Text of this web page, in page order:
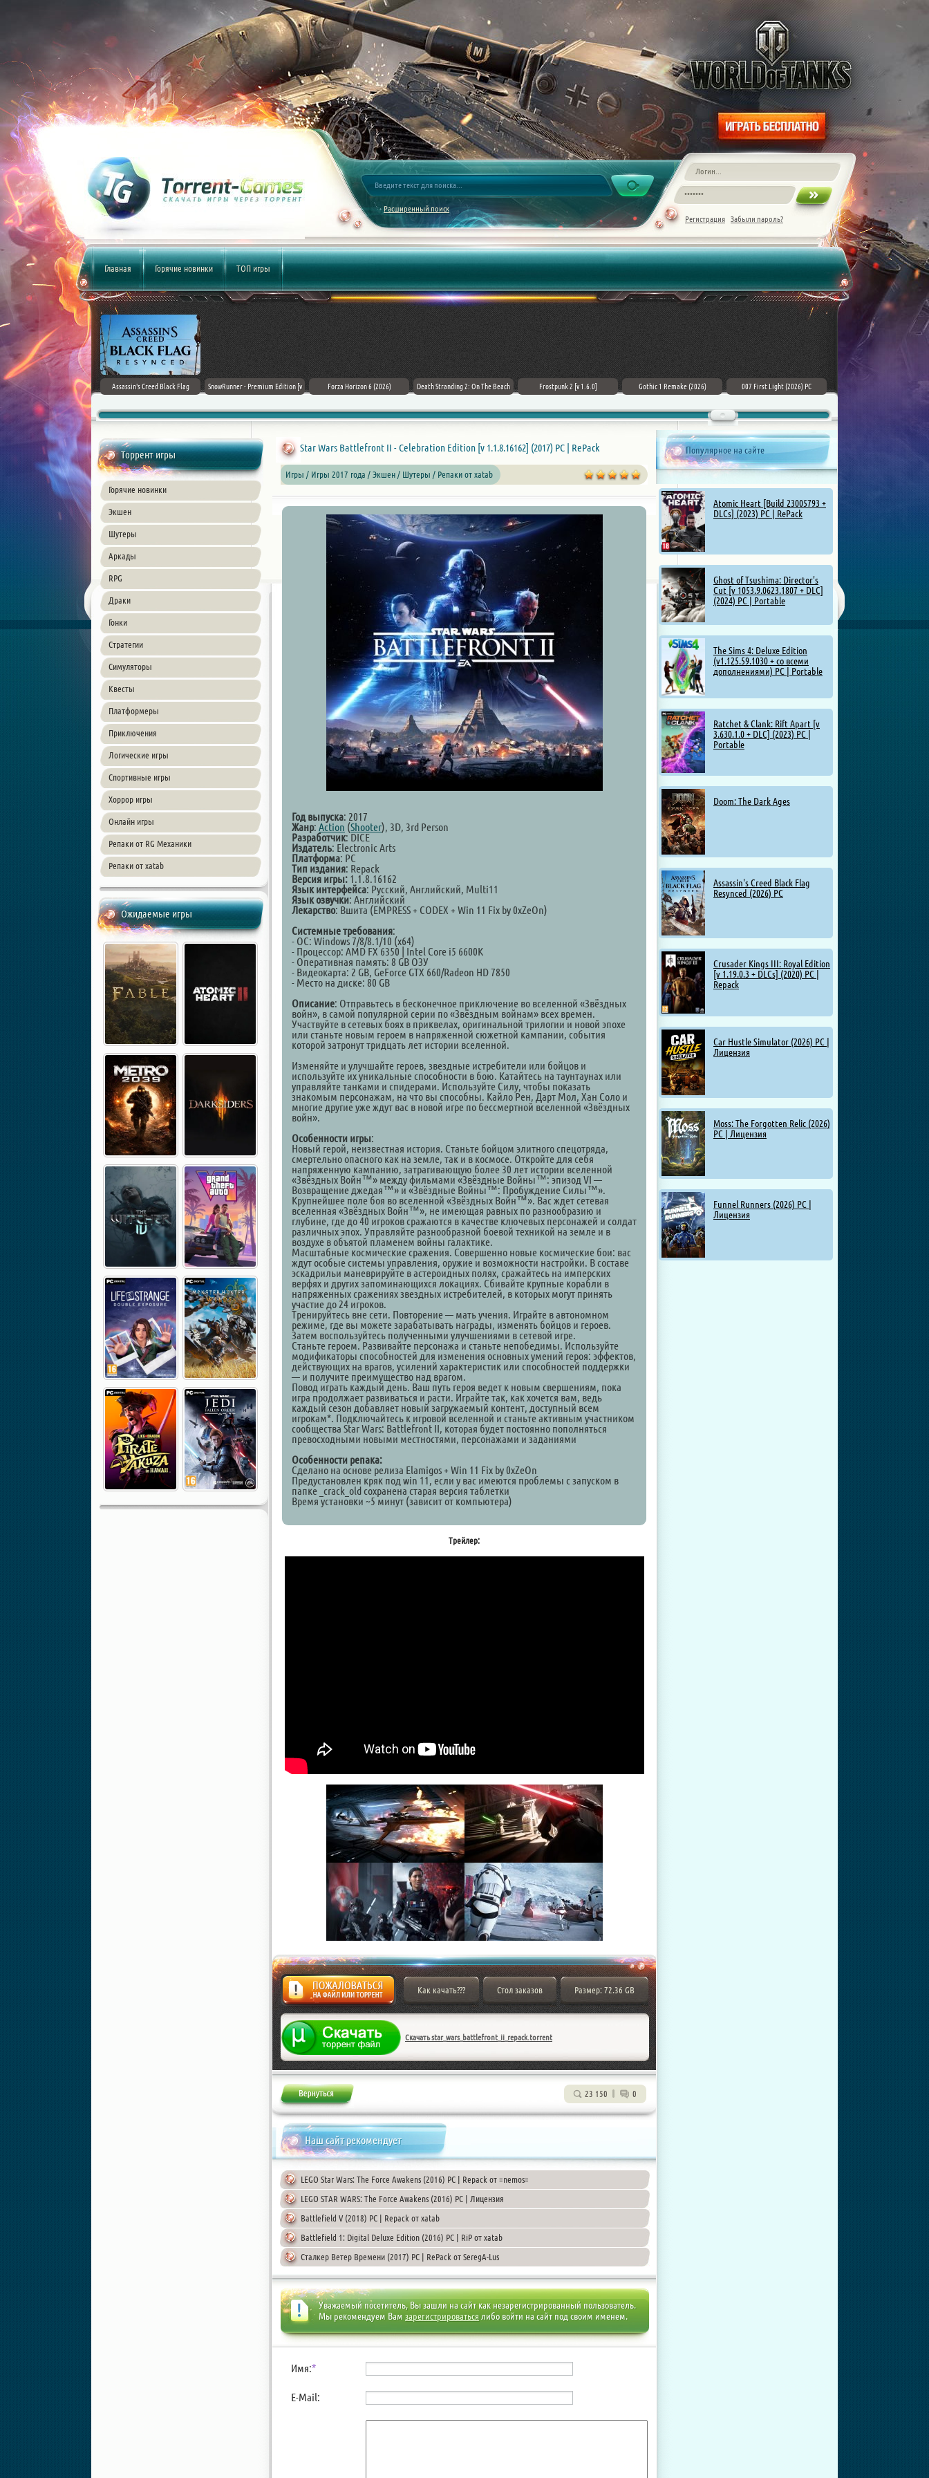
Расширенный поиск
Регистрация
Забыли пароль?
Главная Горячие новинки ТОП игры
Doom: The Dark Ages
Assassin's Creed Black Flag
SnowRunner - Premium Edition [v
Forza Horizon 6 (2026) Death Stranding 2: On The Beach Frostpunk 2 [v 1.6.0] Gothic 1 Remake (2026) 007 First Light (2026) PC
ZERO PARADES: For Dead Spies
Торрент игры
Горячие новинки
Экшен
Шутеры
Аркады
RPG
Драки
Гонки
Стратегии
Симуляторы
Квесты
Платформеры
Приключения
Логические игры
Спортивные игры
Хоррор игры
Онлайн игры
Репаки от RG Механики
Репаки от xatab
Ожидаемые игры
Популярное на сайте
Atomic Heart [Build 23005793 +
DLCs] (2023) PC | RePack
Ghost of Tsushima: Director's
Cut [v 1053.9.0623.1807 + DLC]
(2024) PC | Portable
The Sims 4: Deluxe Edition
(v1.125.59.1030 + со всеми
дополнениями) PC | Portable
Ratchet & Clank: Rift Apart [v
3.630.1.0 + DLC] (2023) PC |
Portable
Doom: The Dark Ages
Assassin's Creed Black Flag
Resynced (2026) PC
Crusader Kings III: Royal Edition
[v 1.19.0.3 + DLCs] (2020) PC |
Repack
Car Hustle Simulator (2026) PC |
Лицензия
Moss: The Forgotten Relic (2026)
PC | Лицензия
Funnel Runners (2026) PC |
Лицензия
Star Wars Battlefront II - Celebration Edition [v 1.1.8.16162] (2017) PC | RePack
Игры / Игры 2017 года / Экшен / Шутеры / Репаки от xatab
Год выпуска: 2017
Жанр: Action (Shooter), 3D, 3rd Person
Разработчик: DICE
Издатель: Electronic Arts
Платформа: PC
Тип издания: Repack
Версия игры: 1.1.8.16162
Язык интерфейса: Русский, Английский, Multi11
Язык озвучки: Английский
Лекарство: Вшита (EMPRESS + CODEX + Win 11 Fix by 0xZeOn)
Cистемные требования:
- ОС: Windows 7/8/8.1/10 (x64)
- Процессор: AMD FX 6350 | Intel Core i5 6600K
- Оперативная память: 8 GB ОЗУ
- Видеокарта: 2 GB, GeForce GTX 660/Radeon HD 7850
- Место на диске: 80 GB
Описание: Отправьтесь в бесконечное приключение во вселенной «Звёздных
войн», в самой популярной серии по «Звёздным войнам» всех времен.
Участвуйте в сетевых боях в приквелах, оригинальной трилогии и новой эпохе
или станьте новым героем в напряженной сюжетной кампании, события
которой затронут тридцать лет истории вселенной.
Изменяйте и улучшайте героев, звездные истребители или бойцов и
используйте их уникальные способности в бою. Катайтесь на таунтаунах или
управляйте танками и спидерами. Используйте Силу, чтобы показать
знакомым персонажам, на что вы способны. Кайло Рен, Дарт Мол, Хан Соло и
многие другие уже ждут вас в новой игре по бессмертной вселенной «Звёздных
войн».
Особенности игры:
Новый герой, неизвестная история. Станьте бойцом элитного спецотряда,
смертельно опасного как на земле, так и в космосе. Откройте для себя
напряженную кампанию, затрагивающую более 30 лет истории вселенной
«Звёздных Войн™» между фильмами «Звёздные Войны™: эпизод VI —
Возвращение джедая™» и «Звёздные Войны™: Пробуждение Силы™».
Крупнейшее поле боя во вселенной «Звёздных Войн™». Вас ждет сетевая
вселенная «Звёздных Войн™», не имеющая равных по разнообразию и
глубине, где до 40 игроков сражаются в качестве ключевых персонажей и солдат
различных эпох. Управляйте разнообразной боевой техникой на земле и в
воздухе в объятой пламенем войны галактике.
Масштабные космические сражения. Совершенно новые космические бои: вас
ждут особые системы управления, оружие и возможности настройки. В составе
эскадрильи маневрируйте в астероидных полях, сражайтесь на имперских
верфях и других запоминающихся локациях. Сбивайте крупные корабли в
напряженных сражениях звездных истребителей, в которых могут принять
участие до 24 игроков.
Тренируйтесь вне сети. Повторение — мать учения. Играйте в автономном
режиме, где вы можете зарабатывать награды, изменять бойцов и героев.
Затем воспользуйтесь полученными улучшениями в сетевой игре.
Станьте героем. Развивайте персонажа и станьте непобедимы. Используйте
модификаторы способностей для изменения основных умений героя: эффектов,
действующих на врагов, усилений характеристик или способностей поддержки
— и получите преимущество над врагом.
Повод играть каждый день. Ваш путь героя ведет к новым свершениям, пока
игра продолжает развиваться и расти. Играйте так, как хочется вам, ведь
каждый сезон добавляет новый загружаемый контент, доступный всем
игрокам*. Подключайтесь к игровой вселенной и станьте активным участником
сообщества Star Wars: Battlefront II, которая будет постоянно пополняться
превосходными новыми местностями, персонажами и заданиями
Особенности репака:
Сделано на основе релиза Elamigos + Win 11 Fix by 0xZeOn
Предустановлен кряк под win 11, если у вас имеются проблемы с запуском в
папке _crack_old сохранена старая версия таблетки
Время установки ~5 минут (зависит от компьютера)
Трейлер:
Жалоба
Как качать??? Стол заказов Размер: 72.36 GB
Скачать star_wars_battlefront_ii_repack.torrent
23 150 0
Наш сайт рекомендует
LEGO Star Wars: The Force Awakens (2016) PC | Repack от =nemos=
LEGO STAR WARS: The Force Awakens (2016) PC | Лицензия
Battlefield V (2018) PC | Repack от xatab
Battlefield 1: Digital Deluxe Edition (2016) PC | RiP от xatab
Сталкер Ветер Времени (2017) PC | RePack от SeregA-Lus
Уважаемый посетитель, Вы зашли на сайт как незарегистрированный пользователь.
Мы рекомендуем Вам зарегистрироватьсялибо войти на сайт под своим именем.
Имя:*
E-Mail: